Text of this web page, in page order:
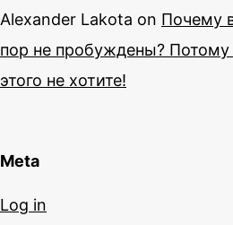
Alexander Lakota on Почему
пор не пробуждены? Потому
этого не хотите!
Meta
Log in